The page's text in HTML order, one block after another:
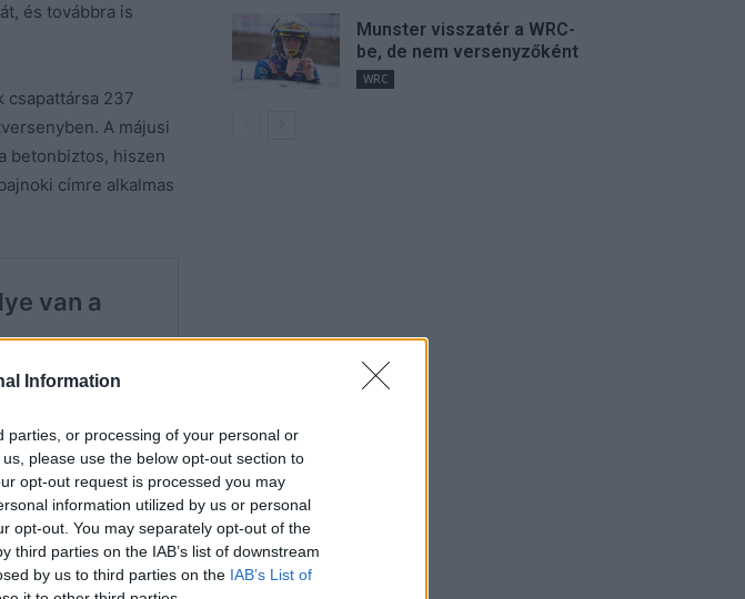
Information
parties, or processing of your personal or
please use the below opt-out section to
opt-out request is processed you may
information utilized by us or personal
opt-out. You may separately opt-out of the
third parties on the IAB’s list of downstream
by us to third parties on the IAB’s List of
és továbbra is
csapattársa 237
A májusi
betonbiztos, hiszen
címre alkalmas
Munster visszatér a WRC-
be, de nem versenyzőként
WRC